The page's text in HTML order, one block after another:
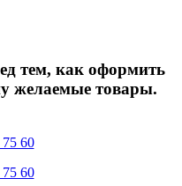
тем, как оформить
желаемые товары.
60
60